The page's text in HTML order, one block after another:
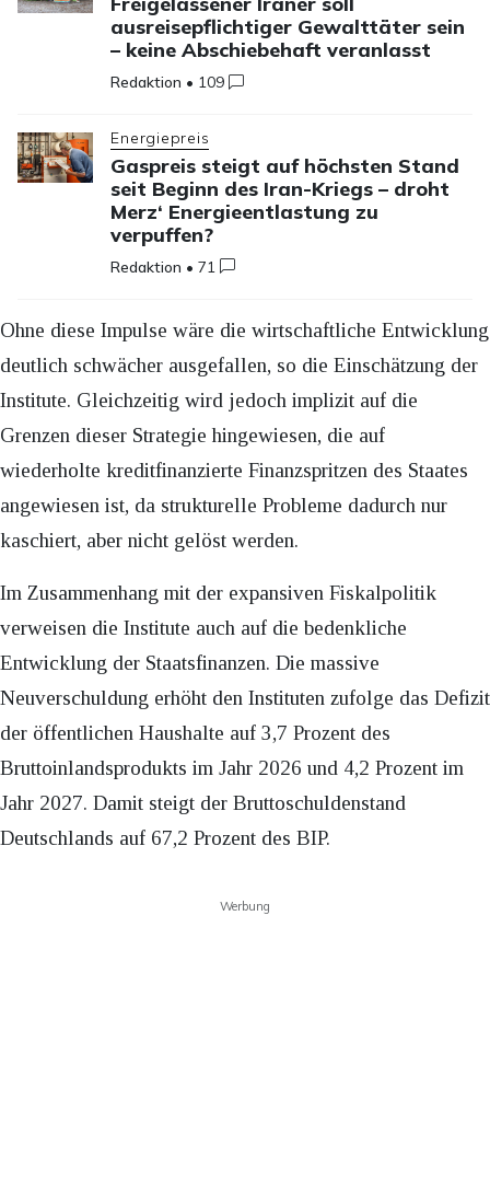
ausreisepflichtiger Gewalttäter sein
– keine Abschiebehaft veranlasst
Redaktion • 109
Energiepreis
Gaspreis steigt auf höchsten Stand
seit Beginn des Iran-Kriegs – droht
Merz‘ Energieentlastung zu
verpuffen?
Redaktion •71
Ohne diese Impulse wäre die wirtschaftliche Entwicklung
deutlich schwächer ausgefallen, so die Einschätzung der
Institute. Gleichzeitig wird jedoch implizit auf die
Grenzen dieser Strategie hingewiesen, die auf
wiederholte kreditfinanzierte Finanzspritzen des Staates
angewiesen ist, da strukturelle Probleme dadurch nur
kaschiert, aber nicht gelöst werden.
Im Zusammenhang mit der expansiven Fiskalpolitik
verweisen die Institute auch auf die bedenkliche
Entwicklung der Staatsfinanzen. Die massive
Neuverschuldung erhöht den Instituten zufolge das Defizit
der öffentlichen Haushalte auf 3,7 Prozent des
Bruttoinlandsprodukts im Jahr 2026 und 4,2 Prozent im
Jahr 2027. Damit steigt der Bruttoschuldenstand
Deutschlands auf 67,2 Prozent des BIP.
Werbung